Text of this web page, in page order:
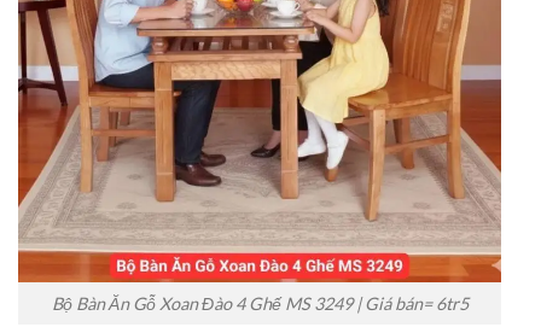
Bộ Bàn Ăn Gỗ Xoan Đào 4 Ghế MS 3249 | Giá bán= 6tr5